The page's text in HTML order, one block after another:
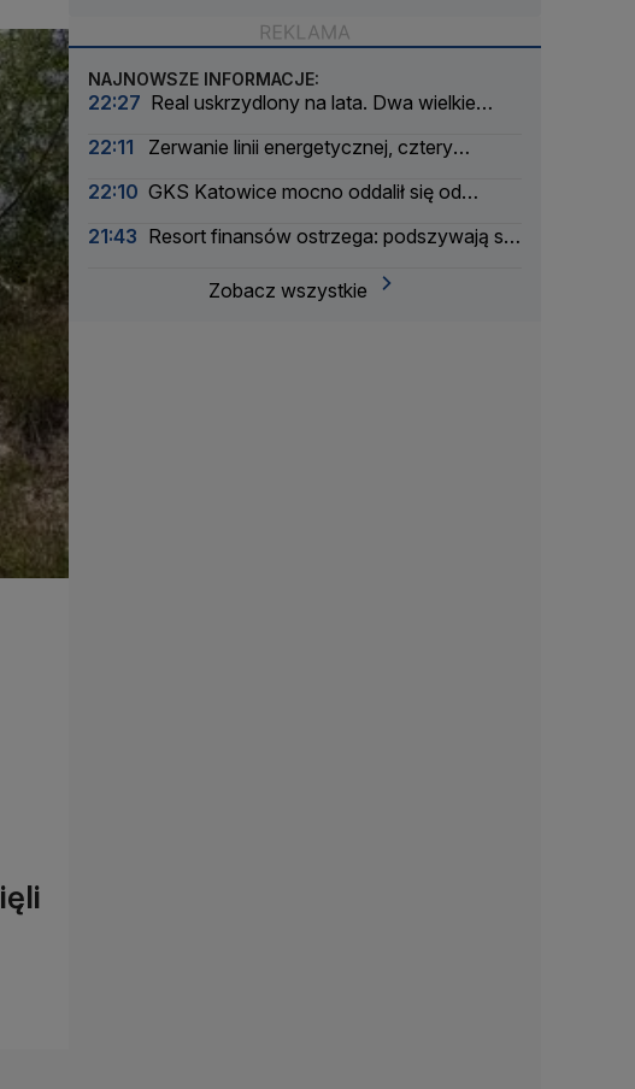
NAJNOWSZE INFORMACJE:
22:27 Real uskrzydlony na lata. Dwa wielkie
22:11
Zerwanie linii energetycznej, cztery
Żandarmeria Wojskowa
22:10 GKS Katowice mocno oddalił się od
21:43 Resort finansów ostrzega: podszywają się
Zobacz wszystkie